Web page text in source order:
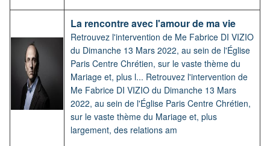
La rencontre avec l'amour de ma vie
Retrouvez l'intervention de Me Fabrice DI VIZIO
du Dimanche 13 Mars 2022, au sein de l'Église
Paris Centre Chrétien, sur le vaste thème du
Mariage et, plus l... Retrouvez l'intervention de
Me Fabrice DI VIZIO du Dimanche 13 Mars
2022, au sein de l'Église Paris Centre Chrétien,
sur le vaste thème du Mariage et, plus
largement, des relations am